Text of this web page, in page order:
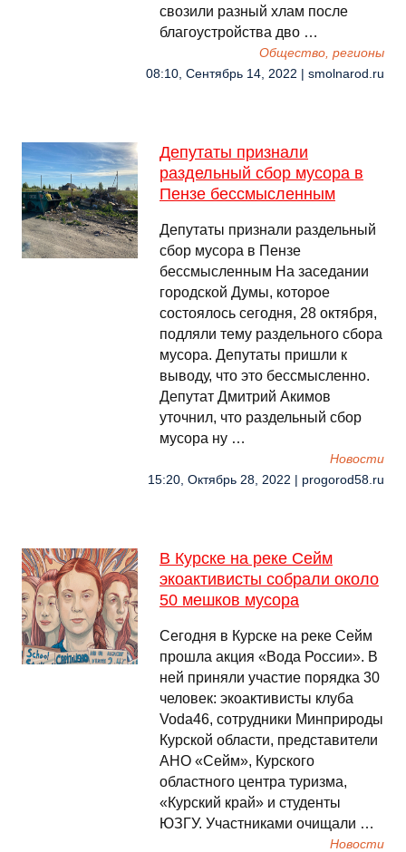
свозили разный хлам после
благоустройства дво …
Общество, регионы
08:10, Сентябрь 14, 2022 | smolnarod.ru
Депутаты признали
раздельный сбор мусора в
Пензе бессмысленным
Депутаты признали раздельный
сбор мусора в Пензе
бессмысленным На заседании
городской Думы, которое
состоялось сегодня, 28 октября,
подляли тему раздельного сбора
мусора. Депутаты пришли к
выводу, что это бессмысленно.
Депутат Дмитрий Акимов
уточнил, что раздельный сбор
мусора ну …
Новости
15:20, Октябрь 28, 2022 | progorod58.ru
В Курске на реке Сейм
экоактивисты собрали около
50 мешков мусора
Сегодня в Курске на реке Сейм
прошла акция «Вода России». В
ней приняли участие порядка 30
человек: экоактивисты клуба
Voda46, сотрудники Минприроды
Курской области, представители
АНО «Сейм», Курского
областного центра туризма,
«Курский край» и студенты
ЮЗГУ. Участниками очищали …
Новости